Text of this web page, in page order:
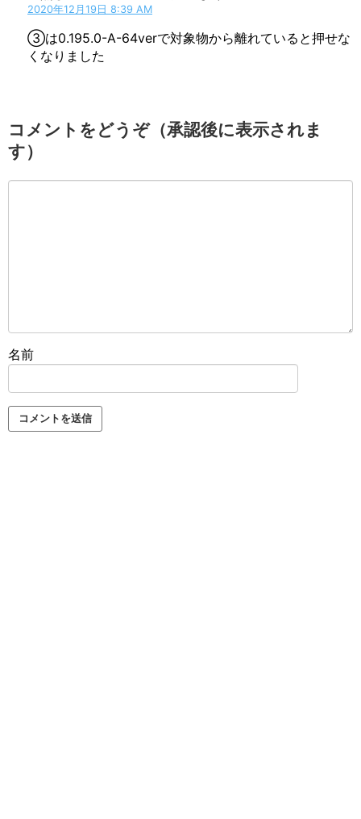
2020年12月19日 8:39 AM
③は0.195.0-A-64verで対象物から離れていると押せな
くなりました
コメントをどうぞ（承認後に表示されま
す）
名前